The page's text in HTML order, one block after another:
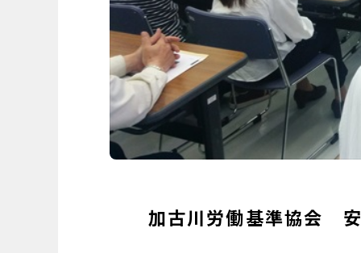
加古川労働基準協会